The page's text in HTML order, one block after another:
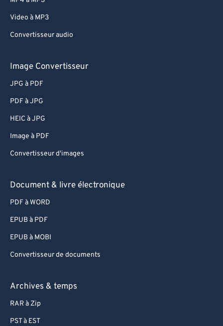
Video à MP3
Convertisseur audio
Image Convertisseur
JPG à PDF
PDF à JPG
HEIC à JPG
Image à PDF
Convertisseur d'images
Document & livre électronique
PDF à WORD
EPUB à PDF
EPUB à MOBI
Convertisseur de documents
Archives & temps
RAR à Zip
PST à EST